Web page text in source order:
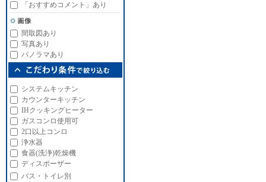
「おすすめコメント」あり
間取図あり
写真あり
パノラマあり
システムキッチン
カウンターキッチン
IHクッキングヒーター
ガスコンロ使用可
2口以上コンロ
浄水器
食器(洗浄)乾燥機
ディスポーザー
バス・トイレ別